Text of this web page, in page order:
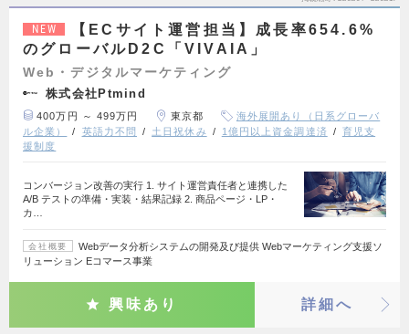
NEW
【ECサイト運営担当】成長率654.6%
のグローバルD2C「VIVAIA」
Web・デジタルマーケティング
株式会社Ptmind
400万円 ～ 499万円 東京都
海外展開あり（日系グローバ
ル企業）
英語力不問 土日祝休み 1億円以上資金調達済
育児支
援制度
コンバージョン改善の実行 1. サイト運営責任者と連携した
A/B テストの準備・実装・結果記録 2. 商品ページ・LP・
カ…
会社概要
Webデータ分析システムの開発及び提供 Webマーケティング支援ソ
リューション Eコマース事業
興味あり 詳細へ